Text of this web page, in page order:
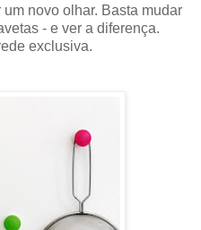
novo olhar. Basta mudar
- e ver a diferença.
exclusiva.